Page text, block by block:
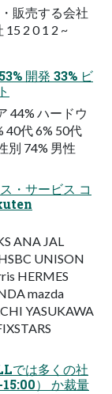
販売する会社
2 0 1 2 ~
開発 33% ビ
44% ハードウ
40代 6% 50代
別 74% 男性
・サービス コ
ANA JAL
UNISON
HERMES
mazda
YASUKAWA
は多くの社
） か裁量